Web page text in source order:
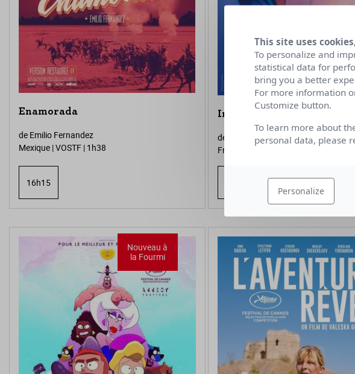
Enamorada
de Emilio Fernandez
Mexique | VOSTF | 1h38
16h15
In Waves
de Phuong Mai Nguen
France | 2026 | 1h31
Nouveau à
la Fourmi
This site uses
To personalize and
statistical data for
bring you a better
For more information
Customize button.
To learn more about
personal data, please
Personalize